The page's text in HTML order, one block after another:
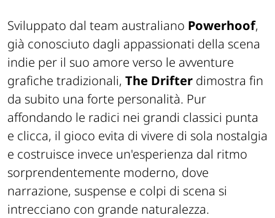
Sviluppato dal team australiano Powerhoof,
già conosciuto dagli appassionati della scena
indie per il suo amore verso le avventure
grafiche tradizionali, The Drifter dimostra fin
da subito una forte personalità. Pur
affondando le radici nei grandi classici punta
e clicca, il gioco evita di vivere di sola nostalgia
e costruisce invece un'esperienza dal ritmo
sorprendentemente moderno, dove
narrazione, suspense e colpi di scena si
intrecciano con grande naturalezza.